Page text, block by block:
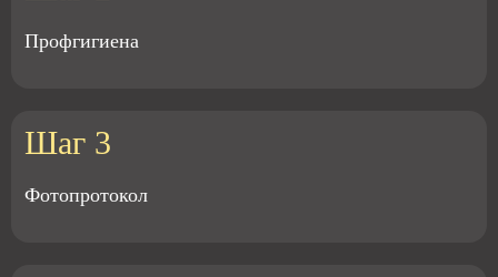
Профгигиена
Шаг 3
Фотопротокол